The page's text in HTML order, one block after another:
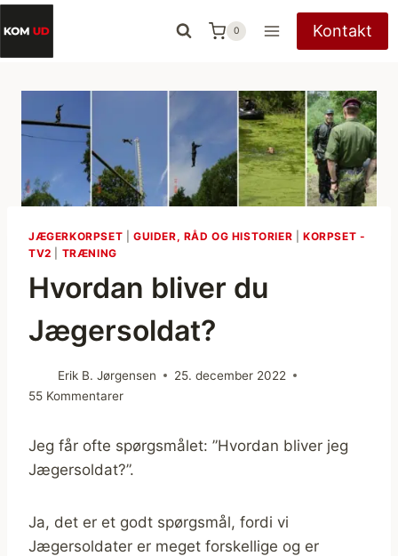
Fortsæt
til
indhold
0 Kontakt
JÆGERKORPSET GUIDER, RÅD OG HISTORIER |KORPSET -
TV2
TRÆNING
Hvordan bliver du
Jægersoldat?
Erik B. Jørgensen
25. december 2022
55 Kommentarer
Jeg får ofte spørgsmålet: ”Hvordan bliver jeg
Jægersoldat?”.
Ja, det er et godt spørgsmål, fordi vi
Jægersoldater er meget forskellige og er